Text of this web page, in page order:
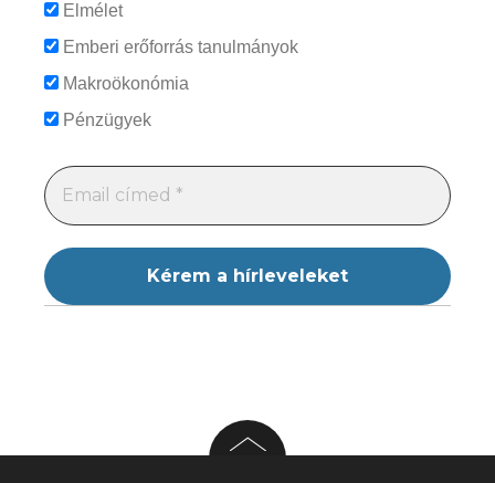
Elmélet
Emberi erőforrás tanulmányok
Makroökonómia
Pénzügyek